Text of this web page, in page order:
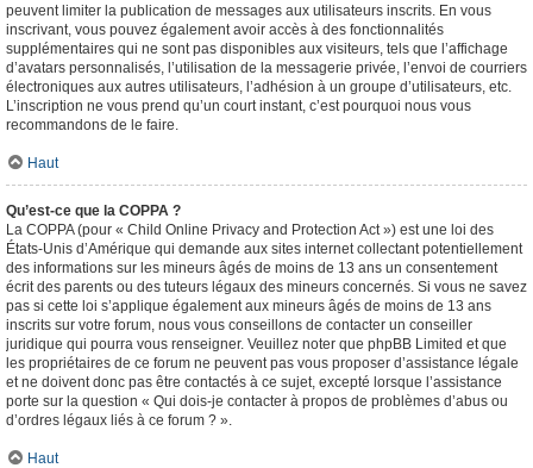
peuvent limiter la publication de messages aux utilisateurs inscrits. En vous
inscrivant, vous pouvez également avoir accès à des fonctionnalités
supplémentaires qui ne sont pas disponibles aux visiteurs, tels que l’affichage
d’avatars personnalisés, l’utilisation de la messagerie privée, l’envoi de courriers
électroniques aux autres utilisateurs, l’adhésion à un groupe d’utilisateurs, etc.
L’inscription ne vous prend qu’un court instant, c’est pourquoi nous vous
recommandons de le faire.
Haut
Qu’est-ce que la COPPA ?
La COPPA (pour « Child Online Privacy and Protection Act ») est une loi des
États-Unis d’Amérique qui demande aux sites internet collectant potentiellement
des informations sur les mineurs âgés de moins de 13 ans un consentement
écrit des parents ou des tuteurs légaux des mineurs concernés. Si vous ne savez
pas si cette loi s’applique également aux mineurs âgés de moins de 13 ans
inscrits sur votre forum, nous vous conseillons de contacter un conseiller
juridique qui pourra vous renseigner. Veuillez noter que phpBB Limited et que
les propriétaires de ce forum ne peuvent pas vous proposer d’assistance légale
et ne doivent donc pas être contactés à ce sujet, excepté lorsque l’assistance
porte sur la question « Qui dois-je contacter à propos de problèmes d’abus ou
d’ordres légaux liés à ce forum ? ».
Haut